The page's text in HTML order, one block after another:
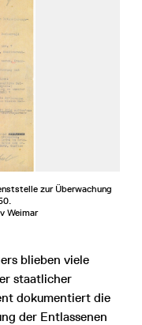
zur Überwachung
Weimar
blieben viele
staatlicher
dokumentiert die
der Entlassenen